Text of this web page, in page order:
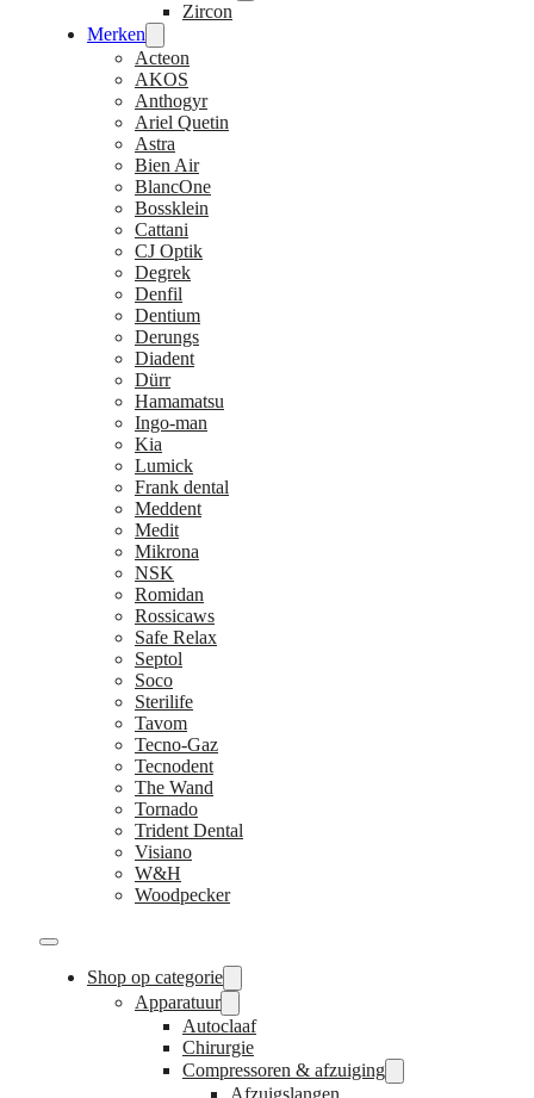
Zircon
Merken
Acteon
AKOS
Anthogyr
Ariel Quetin
Astra
Bien Air
BlancOne
Bossklein
Cattani
CJ Optik
Degrek
Denfil
Dentium
Derungs
Diadent
Dürr
Hamamatsu
Ingo-man
Kia
Lumick
Frank dental
Meddent
Medit
Mikrona
NSK
Romidan
Rossicaws
Safe Relax
Septol
Soco
Sterilife
Tavom
Tecno-Gaz
Tecnodent
The Wand
Tornado
Trident Dental
Visiano
W&H
Woodpecker
Shop op categorie
Apparatuur
Autoclaaf
Chirurgie
Compressoren & afzuiging
Afzuigslangen